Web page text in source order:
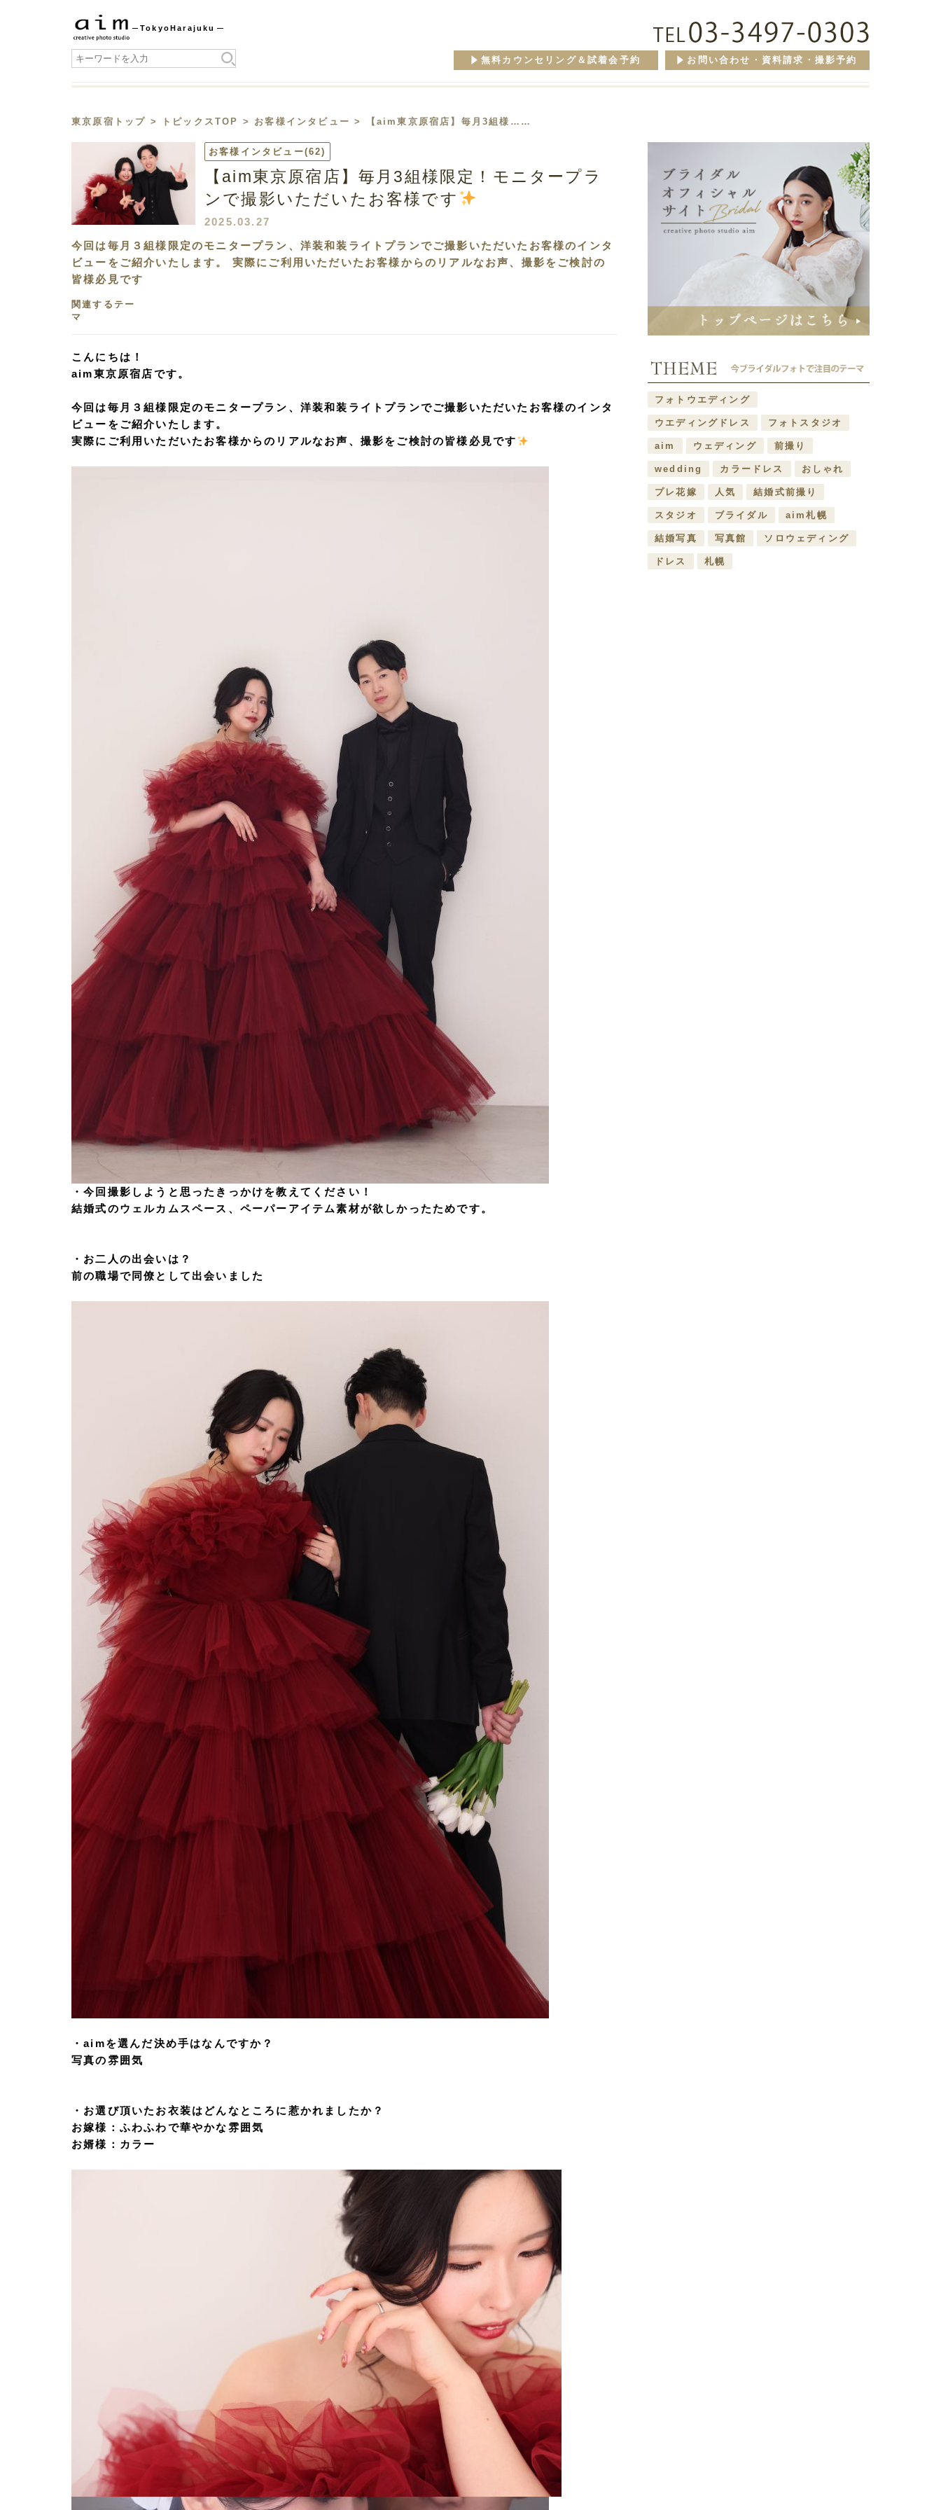
TokyoHarajuku
お問い合わせ・資料請求・撮影予約
無料カウンセリング＆試着会予約
東京原宿トップ > トピックスTOP > お客様インタビュー > 【aim東京原宿店】毎月3組様……
お客様インタビュー(62)
【aim東京原宿店】毎月3組様限定！モニタープラ
ンで撮影いただいたお客様です
2025.03.27
今回は毎月３組様限定のモニタープラン、洋装和装ライトプランでご撮影いただいたお客様のインタ
ビューをご紹介いたします。 実際にご利用いただいたお客様からのリアルなお声、撮影をご検討の
皆様必見です
関連するテー
マ
こんにちは！
aim東京原宿店です。
今回は毎月３組様限定のモニタープラン、洋装和装ライトプランでご撮影いただいたお客様のインタ
ビューをご紹介いたします。
実際にご利用いただいたお客様からのリアルなお声、撮影をご検討の皆様必見です
・今回撮影しようと思ったきっかけを教えてください！
結婚式のウェルカムスペース、ペーパーアイテム素材が欲しかったためです。
・お二人の出会いは？
前の職場で同僚として出会いました
・aimを選んだ決め手はなんですか？
写真の雰囲気
・お選び頂いたお衣装はどんなところに惹かれましたか？
お嫁様：ふわふわで華やかな雰囲気
お婿様：カラー
フォトウエディング
ウエディングドレス フォトスタジオ
aim ウェディング 前撮り
wedding カラードレス おしゃれ
プレ花嫁 人気 結婚式前撮り
スタジオ ブライダル aim札幌
結婚写真 写真館 ソロウェディング
ドレス 札幌